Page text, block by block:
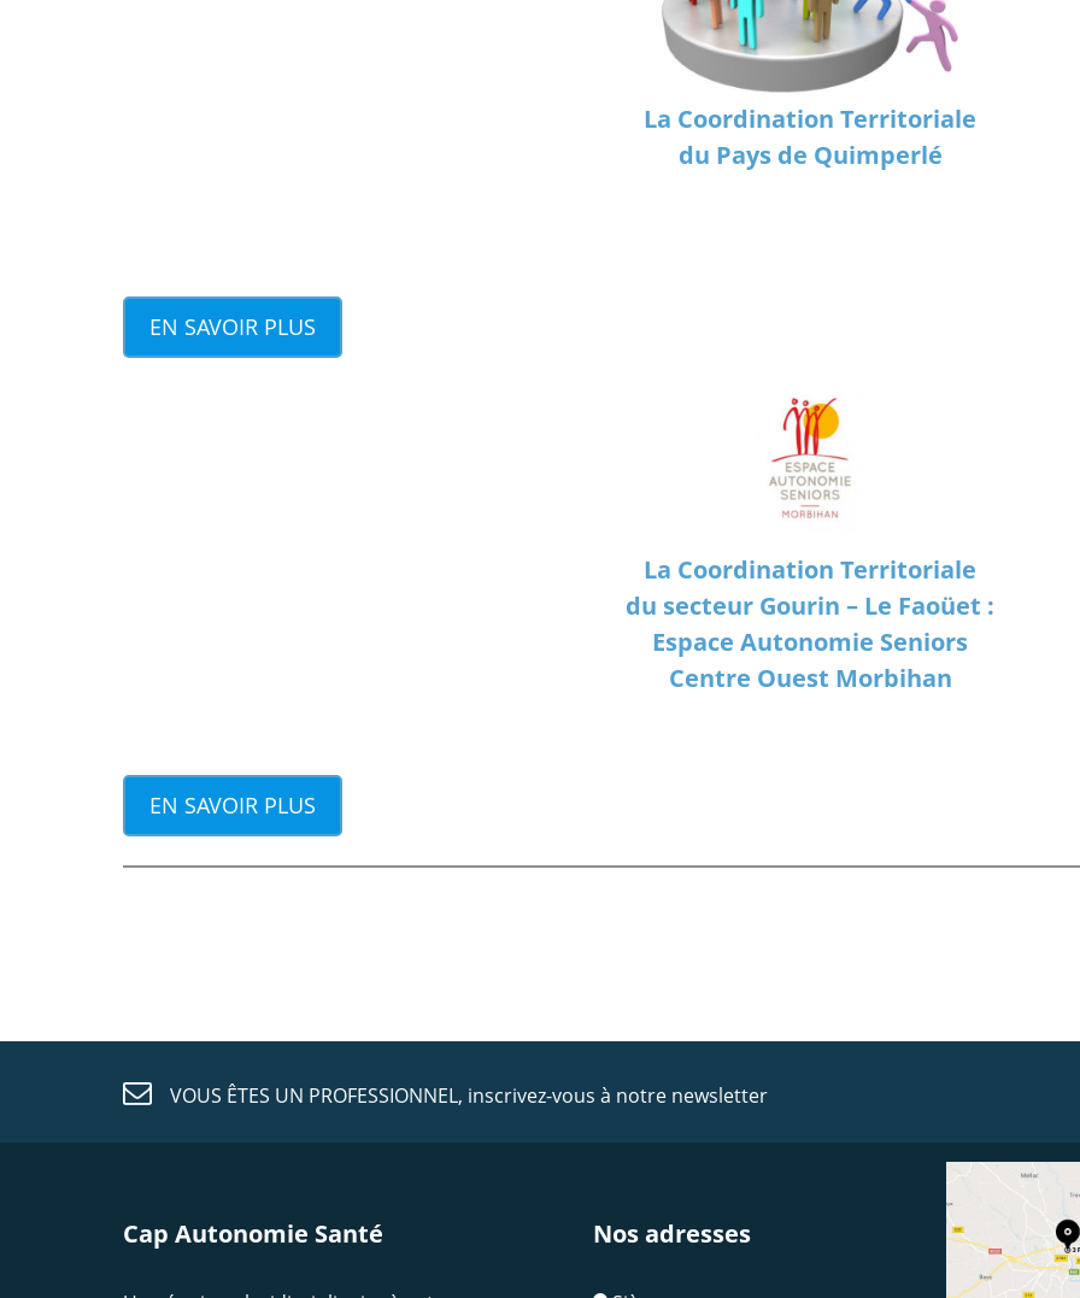
La Coordination Territoriale
du Pays de Quimperlé
EN SAVOIR PLUS
La Coordination Territoriale
du secteur Gourin – Le Faoüet :
Espace Autonomie Seniors
Centre Ouest Morbihan
EN SAVOIR PLUS
VOUS ÊTES UN PROFESSIONNEL, inscrivez-vous à notre newsletter
Cap Autonomie Santé Nos adresses